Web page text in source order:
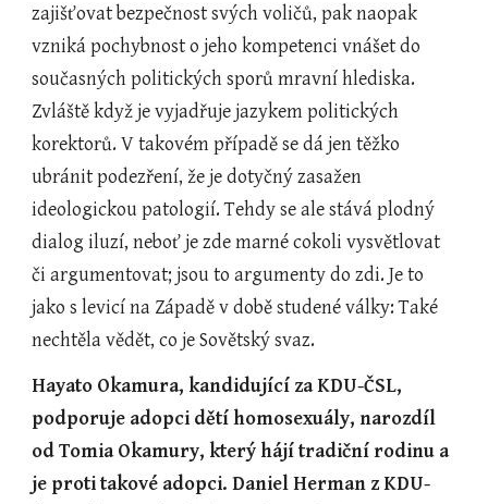
zajišťovat bezpečnost svých voličů, pak naopak
vzniká pochybnost o jeho kompetenci vnášet do
současných politických sporů mravní hlediska.
Zvláště když je vyjadřuje jazykem politických
korektorů. V takovém případě se dá jen těžko
ubránit podezření, že je dotyčný zasažen
ideologickou patologií. Tehdy se ale stává plodný
dialog iluzí, neboť je zde marné cokoli vysvětlovat
či argumentovat; jsou to argumenty do zdi. Je to
jako s levicí na Západě v době studené války: Také
nechtěla vědět, co je Sovětský svaz.
Hayato Okamura, kandidující za KDU-ČSL,
podporuje adopci dětí homosexuály, narozdíl
od Tomia Okamury, který hájí tradiční rodinu a
je proti takové adopci. Daniel Herman z KDU-